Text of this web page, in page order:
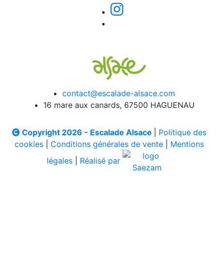
contact@escalade-alsace.com
16 mare aux canards, 67500 HAGUENAU
Copyright 2026 - Escalade Alsace
Politique des
cookies| Conditions générales de vente| Mentions
légales
Réalisé par